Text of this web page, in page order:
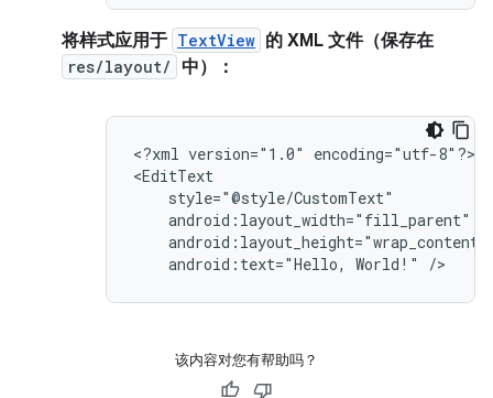
将样式应用于 TextView 的 XML 文件（保存在
res/layout/ 中）：
<?xml version="1.0"
encoding="utf-8"?>
android:text="Hello,
World!" />
该内容对您有帮助吗？